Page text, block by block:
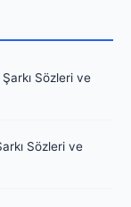
Sözleri ve
Sözleri ve